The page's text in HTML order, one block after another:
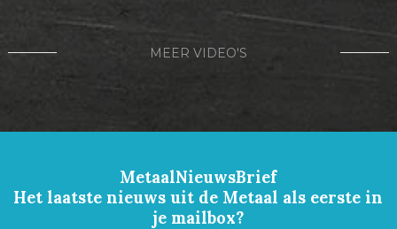
MEER VIDEO'S
MetaalNieuwsBrief
Het laatste nieuws uit de Metaal als eerste in
je mailbox?